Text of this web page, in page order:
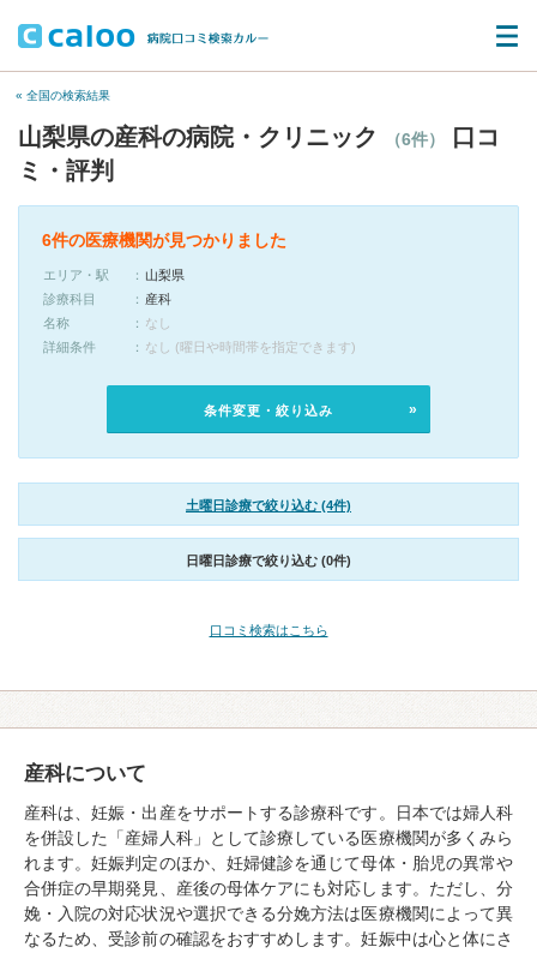
« 全国の検索結果
山梨県の産科の病院・クリニック （6件）
口コ
ミ・評判
6件の医療機関が見つかりました
エリア・駅
山梨県
診療科目
産科
名称
なし
詳細条件
なし (曜日や時間帯を指定できます)
条件変更・絞り込み
土曜日診療で絞り込む (4件)
日曜日診療で絞り込む (0件)
口コミ検索はこちら
産科について
産科は、妊娠・出産をサポートする診療科です。日本では婦人科
を併設した「産婦人科」として診療している医療機関が多くみら
れます。妊娠判定のほか、妊婦健診を通じて母体・胎児の異常や
合併症の早期発見、産後の母体ケアにも対応します。ただし、分
娩・入院の対応状況や選択できる分娩方法は医療機関によって異
なるため、受診前の確認をおすすめします。妊娠中は心と体にさ